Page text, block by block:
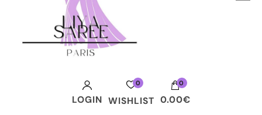
LOGIN
0
WISHLIST
0
0.00€